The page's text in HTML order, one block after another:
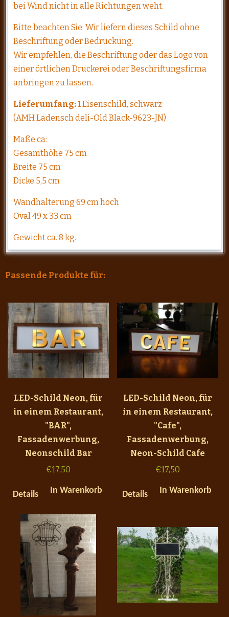
bei Wind nicht in alle Richtungen weht.
Bitte beachten Sie: Wir liefern dieses Schild ohne
Beschriftung oder Bedruckung.
Wir empfehlen, die Beschriftung oder das Logo von
einer örtlichen Druckerei oder Beschriftungsfirma
anbringen zu lassen.
Lieferumfang:1 Eisenschild, schwarz
(AMH Ladensch deli-Old Black-9623-JN)
Maße ca:
Gesamthöhe 75 cm
Breite 75 cm
Dicke 5,5 cm
Wandhalterung 69 cm hoch
Oval 49 x 33 cm
Gewicht ca. 8 kg.
Passende Produkte für:
LED-Schild Neon, für
in einem Restaurant,
"BAR",
Fassadenwerbung,
Neonschild Bar
€17,50
Details In Warenkorb
LED-Schild Neon, für
in einem Restaurant,
"Cafe",
Fassadenwerbung,
Neon-Schild Cafe
€17,50
Details In Warenkorb